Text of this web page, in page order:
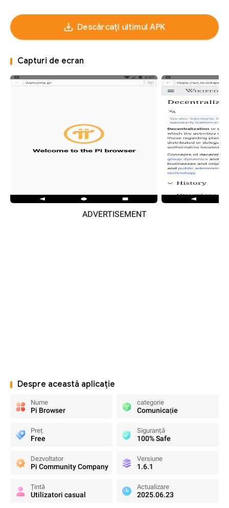
Descărcați ultimul APK
Capturi de ecran
ADVERTISEMENT
Despre această aplicație
Nume
Pi Browser
categorie
Comunicație
Preț
Free
Siguranță
100% Safe
Dezvoltator
Pi Community Company
Versiune
1.6.1
Țintă
Utilizatori casual
Actualizare
2025.06.23